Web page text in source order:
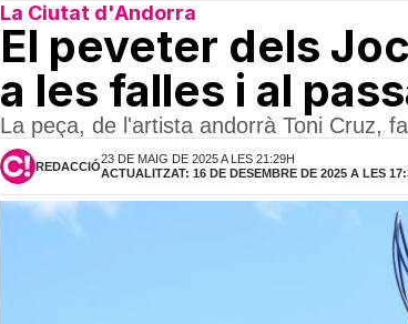
La Ciutat d'Andorra
El peveter dels
a les falles i al
La peça, de l'artista andorrà Toni Cruz,
REDACCIÓ
23 DE MAIG DE 2025 A LES 21:29H
ACTUALITZAT: 16 DE DESEMBRE DE 2025 A LES